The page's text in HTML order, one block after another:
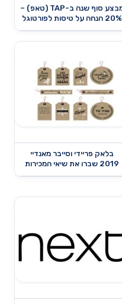
מבצע סוף שנה ב-TAP (טאפ) –
20% הנחה על טיסות לפורטוגל
בלאק פריידי וסייבר מאנדיי
2019 שברו את שיאי המכירות